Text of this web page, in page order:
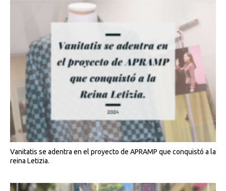
Vanitatis se adentra en el proyecto de APRAMP que conquistó a la
reina Letizia.